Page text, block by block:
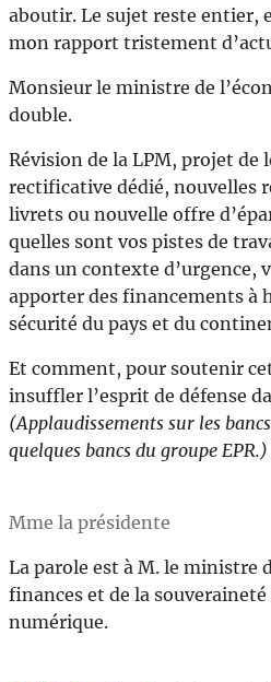
aboutir. Le sujet reste entier,
mon rapport tristement
Monsieur le ministre de
double.
Révision de la LPM, projet de
rectificative dédié, nouvelles
livrets ou nouvelle offre
quelles sont vos pistes de
dans un contexte d’urgence,
apporter des financements à
sécurité du pays et du
Et comment, pour soutenir
insuffler l’esprit de défense
(Applaudissements sur les
quelques bancs du groupe EPR.)
Mme la présidente
La parole est à M. le ministre
finances et de la
numérique.